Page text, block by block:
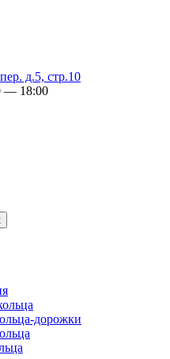
д.5, стр.10
— 18:00
дорожки